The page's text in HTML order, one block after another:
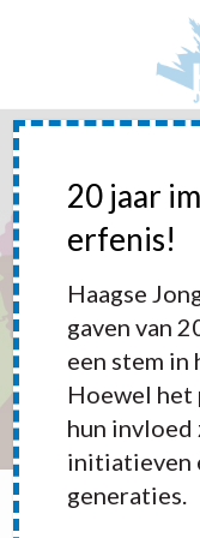
20 jaar
erfenis!
Haagse
gaven van
een stem in
Hoewel
hun invloed
initiatieven
generaties.